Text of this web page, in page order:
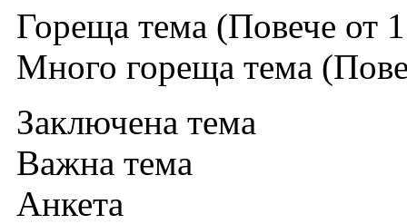
Гореща тема (Повече от
Много гореща тема
Заключена тема
Важна тема
Анкета